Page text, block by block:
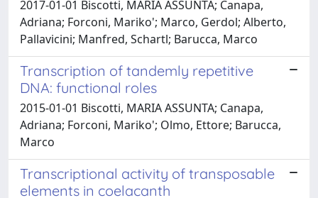
2017-01-01 Biscotti, MARIA ASSUNTA; Canapa,
Adriana; Forconi, Mariko'; Marco, Gerdol; Alberto,
Pallavicini; Manfred, Schartl; Barucca, Marco
Transcription of tandemly repetitive
DNA: functional roles
2015-01-01 Biscotti, MARIA ASSUNTA; Canapa,
Adriana; Forconi, Mariko'; Olmo, Ettore; Barucca,
Marco
Transcriptional activity of transposable
elements in coelacanth